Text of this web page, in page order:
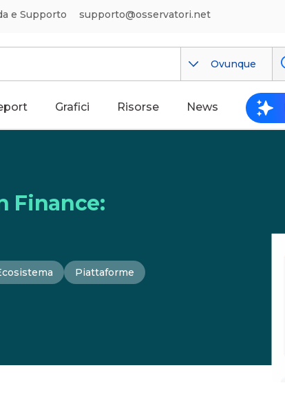
e Supporto supporto@osservatori.net
Ovunque
Grafici Risorse News
Finance:
Piattaforme